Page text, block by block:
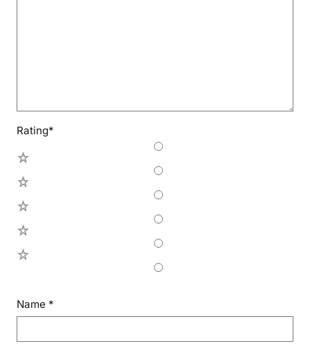
Rating*
Name *